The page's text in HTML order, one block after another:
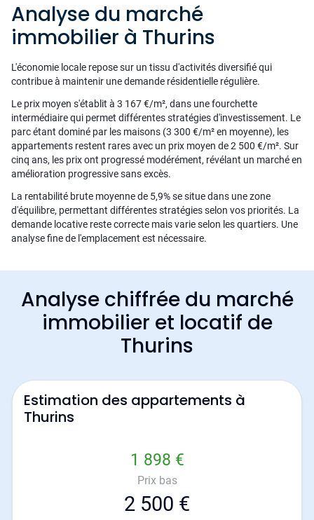
Analyse du marché
immobilier à Thurins
L'économie locale repose sur un tissu d'activités diversifié qui
contribue à maintenir une demande résidentielle régulière.
Le prix moyen s'établit à 3 167 €/m², dans une fourchette
intermédiaire qui permet différentes stratégies d'investissement. Le
parc étant dominé par les maisons (3 300 €/m² en moyenne), les
appartements restent rares avec un prix moyen de 2 500 €/m². Sur
cinq ans, les prix ont progressé modérément, révélant un marché en
amélioration progressive sans excès.
La rentabilité brute moyenne de 5,9% se situe dans une zone
d'équilibre, permettant différentes stratégies selon vos priorités. La
demande locative reste correcte mais varie selon les quartiers. Une
analyse fine de l'emplacement est nécessaire.
Analyse chiffrée du marché
immobilier et locatif de
Thurins
Estimation des appartements à
Thurins
1 898 €
Prix bas
2 500 €